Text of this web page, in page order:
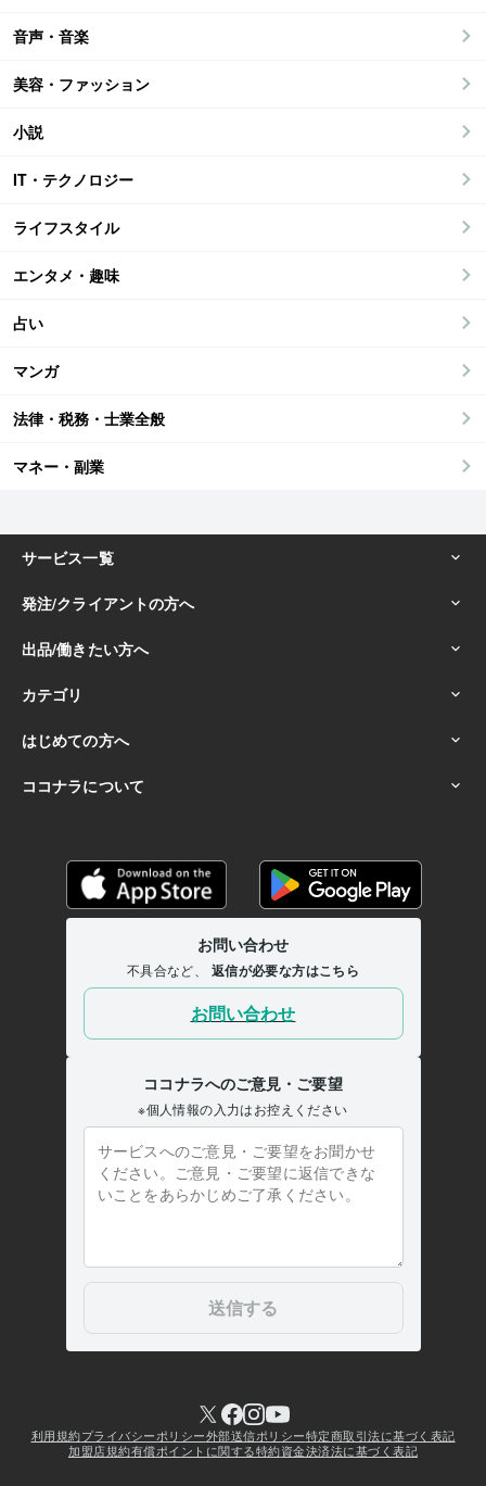
音声・音楽
美容・ファッション
小説
IT・テクノロジー
ライフスタイル
エンタメ・趣味
占い
マンガ
法律・税務・士業全般
マネー・副業